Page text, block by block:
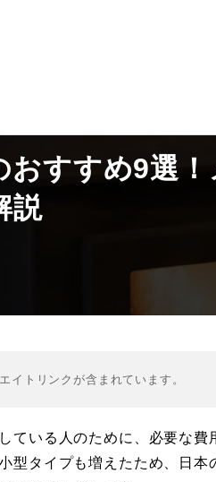
薪ストーブのおすすめ9選！メ
おすすめ9選
説
イトリンクが含まれています。
ている人のために、必要な
型タイプも増えたため、日